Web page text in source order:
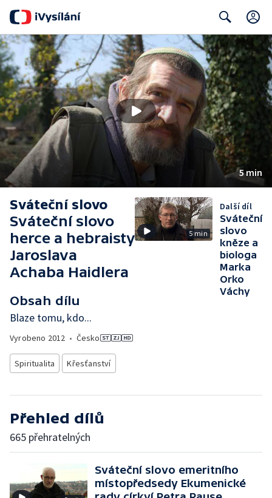
Search
5 min
Sváteční slovo
Sváteční slovo
herce a hebraisty
Jaroslava
Achaba Haidlera
Obsah dílu
Blaze tomu, kdo...
Vyrobeno 2012 • Česko
Spiritualita Křesťanství
5 min
Další díl
Sváteční
slovo
kněze a
biologa
Marka
Orko
Váchy
Přehled dílů
665 přehratelných
Sváteční slovo emeritního
místopředsedy Ekumenické